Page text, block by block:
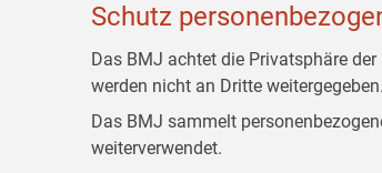
Schutz
Das BMJ achtet die Privatsphäre
werden nicht an Dritte weitergegeben.
Das BMJ sammelt
weiterverwendet.